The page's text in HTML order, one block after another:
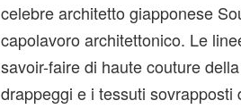
celebre architetto giapponese
capolavoro architettonico. Le
savoir-faire di haute couture
drappeggi e i tessuti